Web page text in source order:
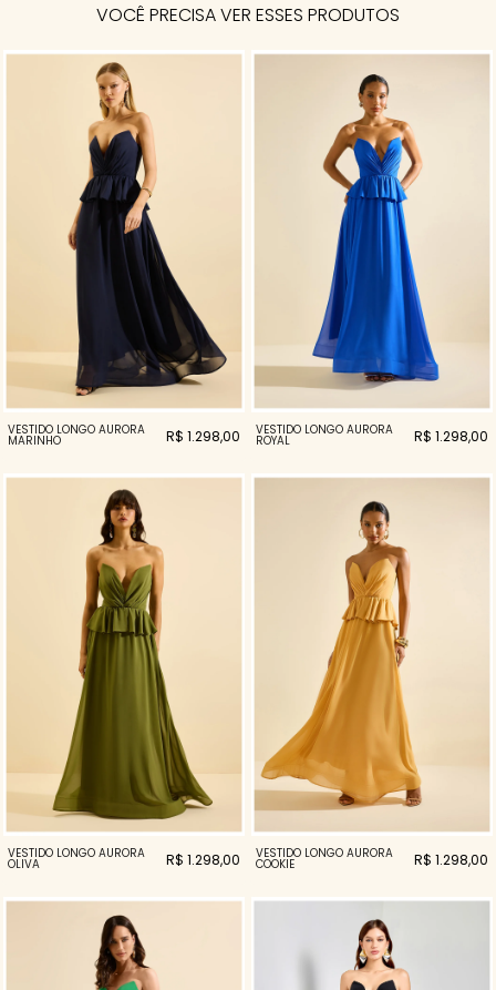
VOCÊ PRECISA VER ESSES PRODUTOS
VESTIDO LONGO AURORA
MARINHO R$ 1.298,00 VESTIDO LONGO AURORA
ROYAL R$ 1.298,00
VESTIDO LONGO AURORA
OLIVA R$ 1.298,00 VESTIDO LONGO AURORA
COOKIE R$ 1.298,00